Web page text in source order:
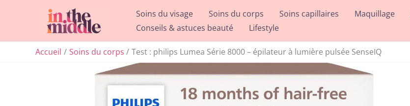
Soins du visage Soins du corps Soins capillaires Maquillage
Conseils & astuces beauté
Lifestyle
Accueil Soins du corps Test : philips Lumea Série 8000 – épilateur à lumière pulsée SenseIQ